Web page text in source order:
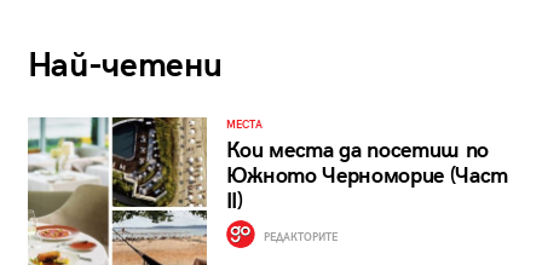
Най-четени
МЕСТА
Кои места да посетиш по
Южното Черноморие (Част
II)
РЕДАКТОРИТЕ